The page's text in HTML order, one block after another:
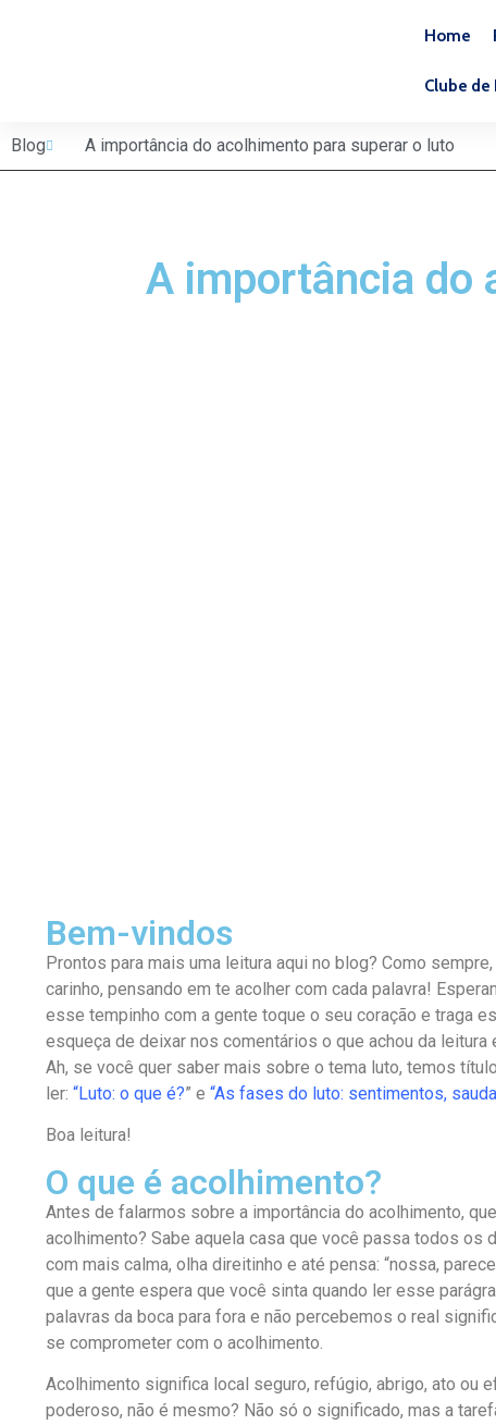
Home
Clube de
Blog A importância do acolhimento para superar o luto
A importância do
Bem-vindos
Prontos para mais uma leitura aqui no blog? Como
carinho, pensando em te acolher com cada palavra!
esse tempinho com a gente toque o seu coração e traga
esqueça de deixar nos comentários o que achou da leitura
Ah, se você quer saber mais sobre o tema luto, temos
ler: “Luto: o que é?” e “As fases do luto: sentimentos,
Boa leitura!
O que é acolhimento?
Antes de falarmos sobre a importância do acolhimento,
acolhimento? Sabe aquela casa que você passa todos os
com mais calma, olha direitinho e até pensa: “nossa,
que a gente espera que você sinta quando ler esse
palavras da boca para fora e não percebemos o real
se comprometer com o acolhimento.
Acolhimento significa local seguro, refúgio, abrigo, ato ou
poderoso, não é mesmo? Não só o significado, mas a